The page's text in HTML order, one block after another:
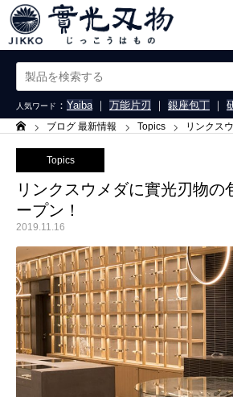
人気ワード ： Yaiba｜ 万能片刃 ｜ 銀座包丁 ｜
ーム ブログ 最新情報 Topics リンクスウメダ
Topics
リンクスウメダに實光刃物の
ープン！
2019.11.16